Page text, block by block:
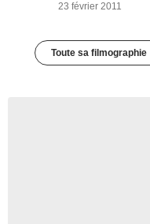
23 février 2011
Toute sa filmographie